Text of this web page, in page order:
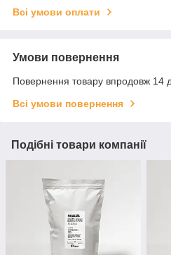
Всі умови оплати
Умови повернення
Повернення товару впродовж 14
Всі умови повернення
Подібні товари компанії